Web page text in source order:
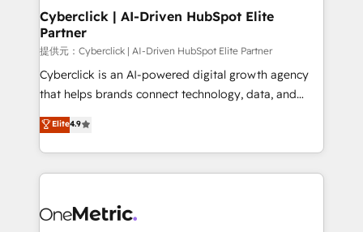
Cyberclick | AI-Driven HubSpot Elite
Partner
提供元：Cyberclick | AI-Driven HubSpot Elite Partner
Cyberclick is an AI-powered digital growth agency
that helps brands connect technology, data, and
creativity to achieve measurable results. Founded in
Barcelona and operating across Spain, LATAM, and
the UK, we support global companies in building
smarter marketing, sales, and customer success
Iberia (Spain & Portugal), we combine human insight
Elite4.9